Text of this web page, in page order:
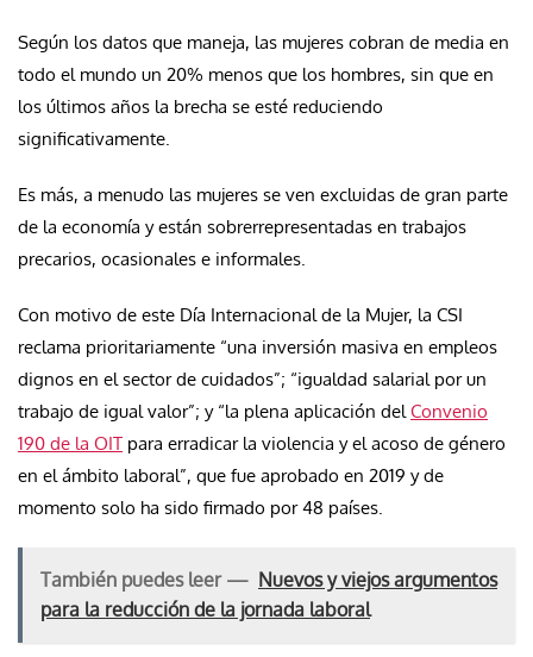
Según los datos que maneja, las mujeres cobran de media en
todo el mundo un 20% menos que los hombres, sin que en
los últimos años la brecha se esté reduciendo
significativamente.
Es más, a menudo las mujeres se ven excluidas de gran parte
de la economía y están sobrerrepresentadas en trabajos
precarios, ocasionales e informales.
Con motivo de este Día Internacional de la Mujer, la CSI
reclama prioritariamente “una inversión masiva en empleos
dignos en el sector de cuidados”; “igualdad salarial por un
trabajo de igual valor”; y “la plena aplicación delConvenio
190 de la OIT para erradicar la violencia y el acoso de género
en el ámbito laboral”, que fue aprobado en 2019 y de
momento solo ha sido firmado por 48 países.
También puedes leer — Nuevos y viejos argumentos
para la reducción de la jornada laboral